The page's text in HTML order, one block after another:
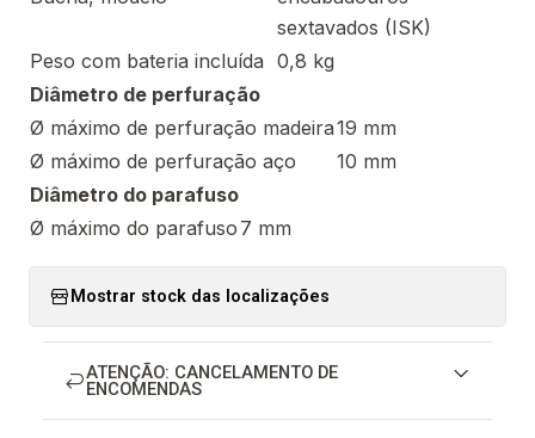
sextavados (ISK)
Peso com bateria incluída 0,8 kg
Diâmetro de perfuração
Ø máximo de perfuração madeira19 mm
Ø máximo de perfuração aço
10 mm
Diâmetro do parafuso
Ø máximo do parafuso 7 mm
Mostrar stock das localizações
ATENÇÃO: CANCELAMENTO DE
ENCOMENDAS